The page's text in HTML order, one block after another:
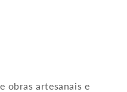
obras artesanais e